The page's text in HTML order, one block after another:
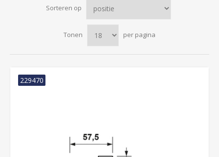
Sorteren op
Tonen per pagina
229470